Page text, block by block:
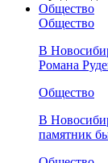
Общество
Общество
В
Романа
Общество
В
памятник